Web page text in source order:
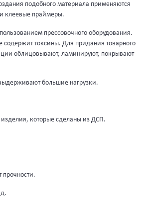
подобного материала применяются
клеевые праймеры.
прессовочного оборудования.
токсины. Для придания товарного
облицовывают, ламинируют, покрывают
большие нагрузки.
которые сделаны из ДСП.